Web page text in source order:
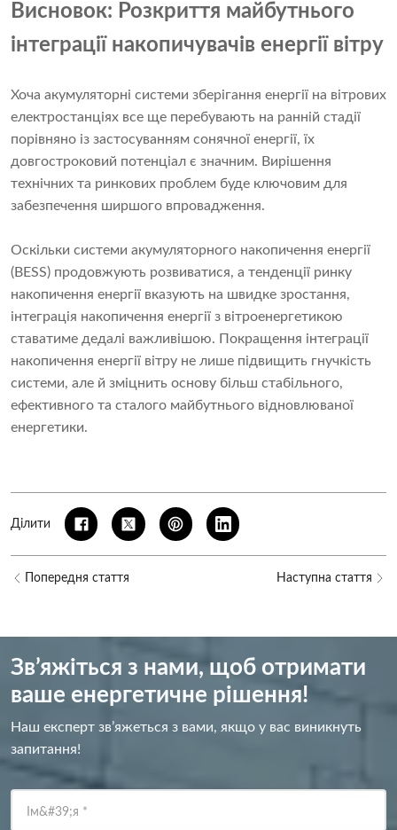
Висновок: Розкриття майбутнього
інтеграції накопичувачів енергії вітру
Хоча акумуляторні системи зберігання енергії на вітрових
електростанціях все ще перебувають на ранній стадії
порівняно із застосуванням сонячної енергії, їх
довгостроковий потенціал є значним. Вирішення
технічних та ринкових проблем буде ключовим для
забезпечення ширшого впровадження.
Оскільки системи акумуляторного накопичення енергії
(BESS) продовжують розвиватися, а тенденції ринку
накопичення енергії вказують на швидке зростання,
інтеграція накопичення енергії з вітроенергетикою
ставатиме дедалі важливішою. ​​Покращення інтеграції
накопичення енергії вітру не лише підвищить гнучкість
системи, але й зміцнить основу більш стабільного,
ефективного та сталого майбутнього відновлюваної
енергетики.
Ділити
Попередня стаття Наступна стаття
Зв’яжіться з нами, щоб отримати
ваше енергетичне рішення!
Наш експерт зв’яжеться з вами, якщо у вас виникнуть
запитання!
Ім&#39;я *